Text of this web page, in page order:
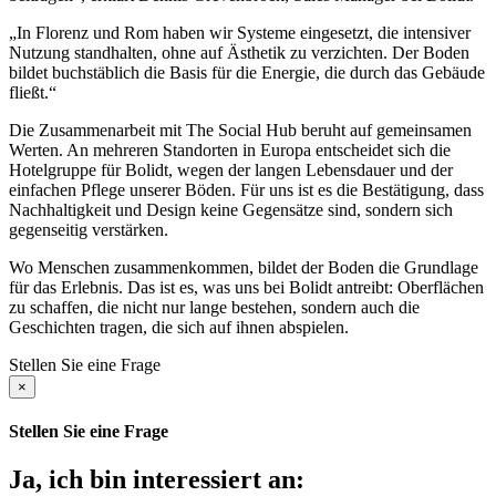
„In Florenz und Rom haben wir Systeme eingesetzt, die intensiver
Nutzung standhalten, ohne auf Ästhetik zu verzichten. Der Boden
bildet buchstäblich die Basis für die Energie, die durch das Gebäude
fließt.“
Die Zusammenarbeit mit The Social Hub beruht auf gemeinsamen
Werten. An mehreren Standorten in Europa entscheidet sich die
Hotelgruppe für Bolidt, wegen der langen Lebensdauer und der
einfachen Pflege unserer Böden. Für uns ist es die Bestätigung, dass
Nachhaltigkeit und Design keine Gegensätze sind, sondern sich
gegenseitig verstärken.
Wo Menschen zusammenkommen, bildet der Boden die Grundlage
für das Erlebnis. Das ist es, was uns bei Bolidt antreibt: Oberflächen
zu schaffen, die nicht nur lange bestehen, sondern auch die
Geschichten tragen, die sich auf ihnen abspielen.
Stellen Sie eine Frage
×
Stellen Sie eine Frage
Ja, ich bin interessiert an: